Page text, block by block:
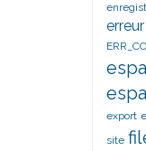
erreur
export
site